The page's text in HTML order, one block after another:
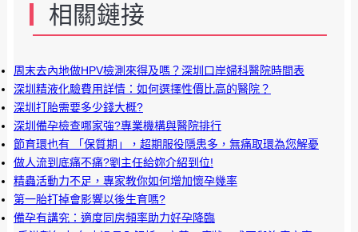
相關鏈接
周末去內地做HPV檢測來得及嗎？深圳口岸婦科醫院時間表
深圳精液化驗費用詳情：如何選擇性價比高的醫院？
深圳打胎需要多少錢大概?
深圳備孕檢查哪家強?專業機構與醫院排行
​節育環也有 「保質期」，超期服役隱患多，無痛取環為您解憂
做人流到底痛不痛?劉主任給妳介紹到位!
精蟲活動力不足，專家教你如何增加懷孕幾率
第一胎打掉會影響以後生育嗎?
備孕有講究：適度同房頻率助力好孕降臨